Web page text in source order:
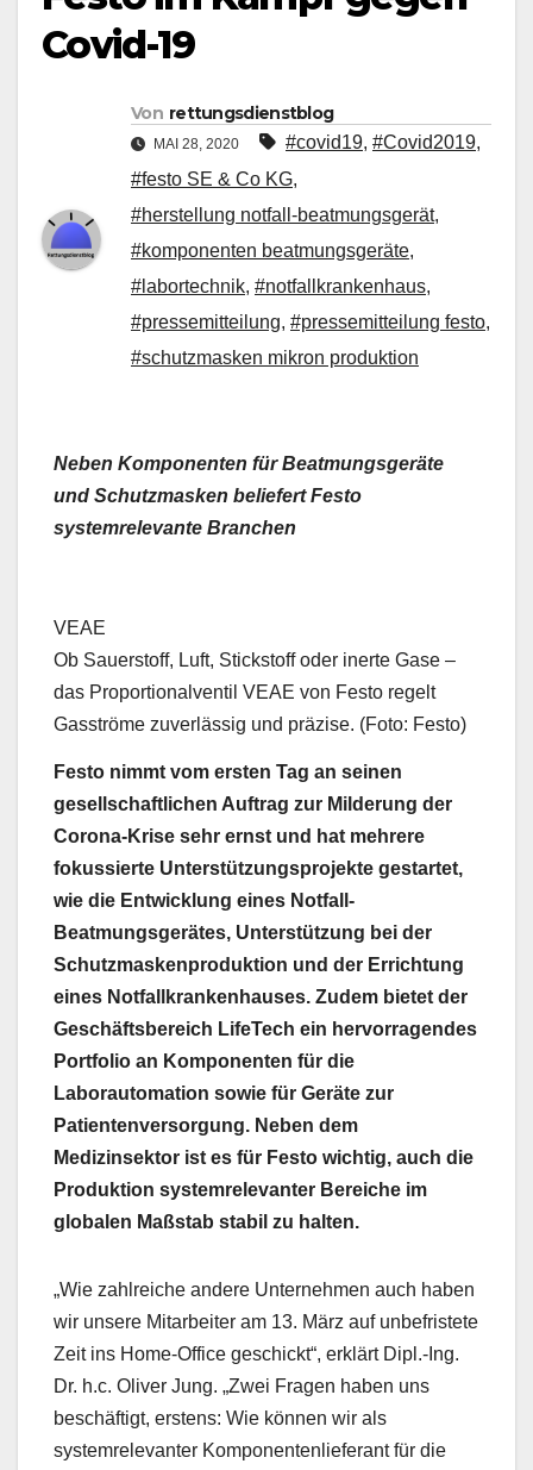
Covid-19
Von rettungsdienstblog
MAI 28, 2020 #covid19, #Covid2019,
#festo SE & Co KG,
#herstellung notfall-beatmungsgerät,
#komponenten beatmungsgeräte,
#labortechnik, #notfallkrankenhaus,
#pressemitteilung, #pressemitteilung festo,
#schutzmasken mikron produktion
Neben Komponenten für Beatmungsgeräte
und Schutzmasken beliefert Festo
systemrelevante Branchen
VEAE
Ob Sauerstoff, Luft, Stickstoff oder inerte Gase –
das Proportionalventil VEAE von Festo regelt
Gasströme zuverlässig und präzise. (Foto: Festo)
Festo nimmt vom ersten Tag an seinen
gesellschaftlichen Auftrag zur Milderung der
Corona-Krise sehr ernst und hat mehrere
fokussierte Unterstützungsprojekte gestartet,
wie die Entwicklung eines Notfall-
Beatmungsgerätes, Unterstützung bei der
Schutzmaskenproduktion und der Errichtung
eines Notfallkrankenhauses. Zudem bietet der
Geschäftsbereich LifeTech ein hervorragendes
Portfolio an Komponenten für die
Laborautomation sowie für Geräte zur
Patientenversorgung. Neben dem
Medizinsektor ist es für Festo wichtig, auch die
Produktion systemrelevanter Bereiche im
globalen Maßstab stabil zu halten.
„Wie zahlreiche andere Unternehmen auch haben
wir unsere Mitarbeiter am 13. März auf unbefristete
Zeit ins Home-Office geschickt“, erklärt Dipl.-Ing.
Dr. h.c. Oliver Jung. „Zwei Fragen haben uns
beschäftigt, erstens: Wie können wir als
systemrelevanter Komponentenlieferant für die